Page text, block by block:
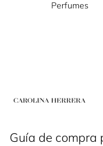
Perfumes
Guía de compra